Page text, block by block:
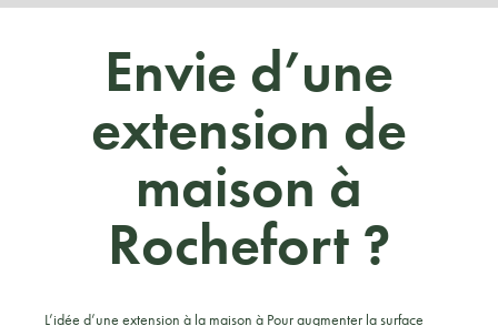
Envie d’une
extension de
maison à
Rochefort ?
L’idée d’une extension à la maison à Pour augmenter la surface